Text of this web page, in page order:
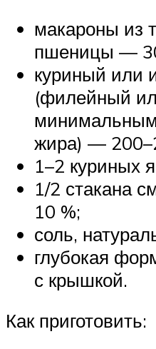
макароны из
пшеницы —
куриный
(филейный
жира) —
1–2 куриных
1/2 стакана
10 %;
соль,
глубокая
с крышкой.
Как приготовить: